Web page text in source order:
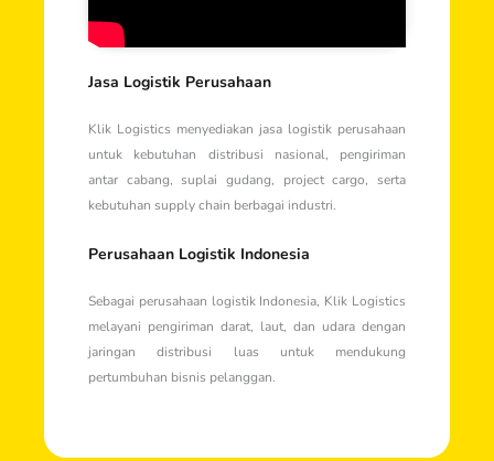
Jasa Logistik Perusahaan
Klik Logistics menyediakan jasa logistik perusahaan
untuk kebutuhan distribusi nasional, pengiriman
antar cabang, suplai gudang, project cargo, serta
kebutuhan supply chain berbagai industri.
Perusahaan Logistik Indonesia
Sebagai perusahaan logistik Indonesia, Klik Logistics
melayani pengiriman darat, laut, dan udara dengan
jaringan distribusi luas untuk mendukung
pertumbuhan bisnis pelanggan.